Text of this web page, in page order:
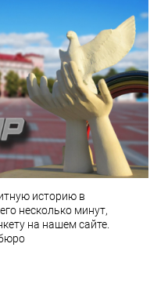
историю в
несколько минут,
на нашем сайте.